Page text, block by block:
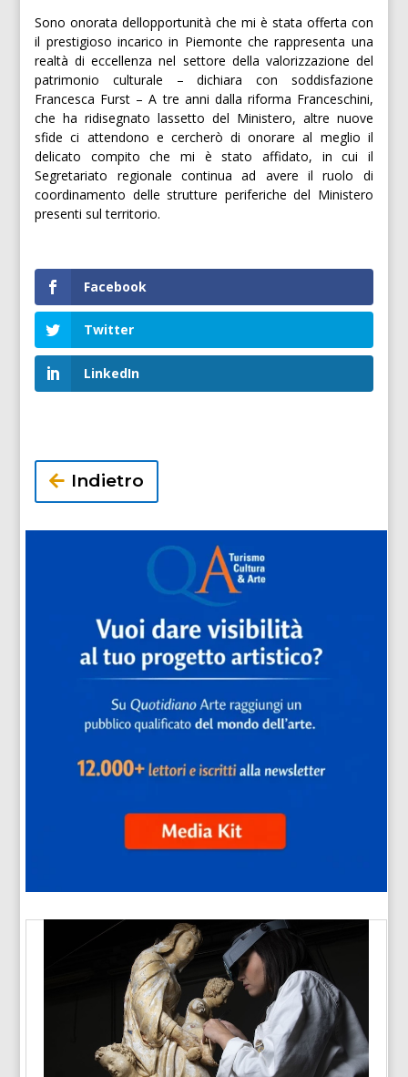
Sono onorata dellopportunità che mi è stata offerta con
il prestigioso incarico in Piemonte che rappresenta una
realtà di eccellenza nel settore della valorizzazione del
patrimonio culturale – dichiara con soddisfazione
Francesca Furst – A tre anni dalla riforma Franceschini,
che ha ridisegnato lassetto del Ministero, altre nuove
sfide ci attendono e cercherò di onorare al meglio il
delicato compito che mi è stato affidato, in cui il
Segretariato regionale continua ad avere il ruolo di
coordinamento delle strutture periferiche del Ministero
presenti sul territorio.
Facebook
Twitter
LinkedIn
Indietro